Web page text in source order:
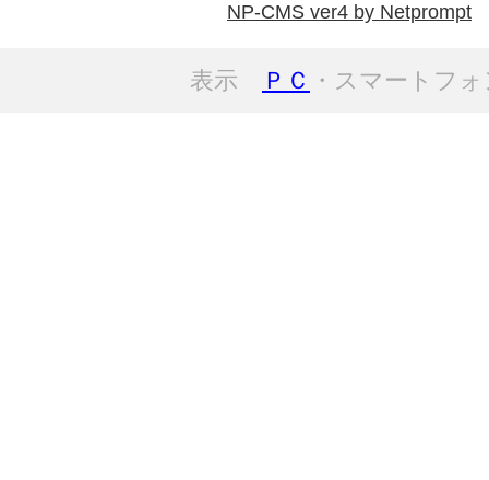
NP-CMS ver4 by Netprompt
表示 ＰＣ ・スマートフ